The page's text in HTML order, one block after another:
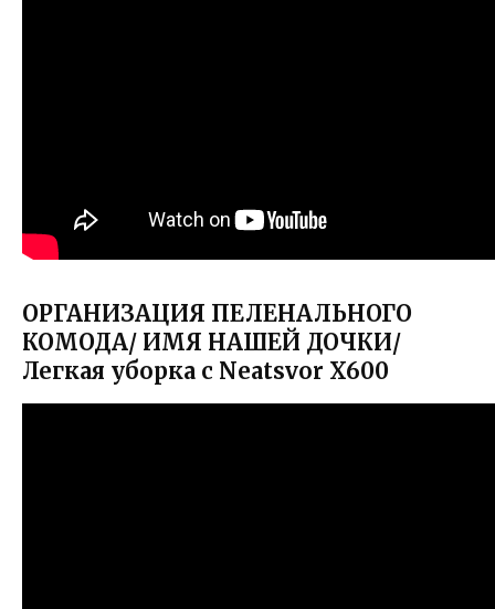
ОРГАНИЗАЦИЯ ПЕЛЕНАЛЬНОГО
КОМОДА/ ИМЯ НАШЕЙ ДОЧКИ/
Легкая уборка с Neatsvor X600